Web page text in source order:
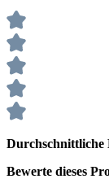
Durchschnittliche
Bewerte dieses